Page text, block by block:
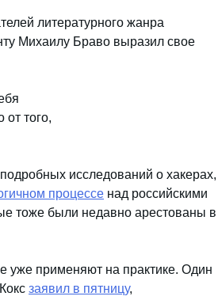
литературного жанра
Михаилу Браво выразил свое
того,
исследований о хакерах,
процессе над российскими
тоже были недавно арестованы в
уже применяют на практике. Один
заявил в пятницу,